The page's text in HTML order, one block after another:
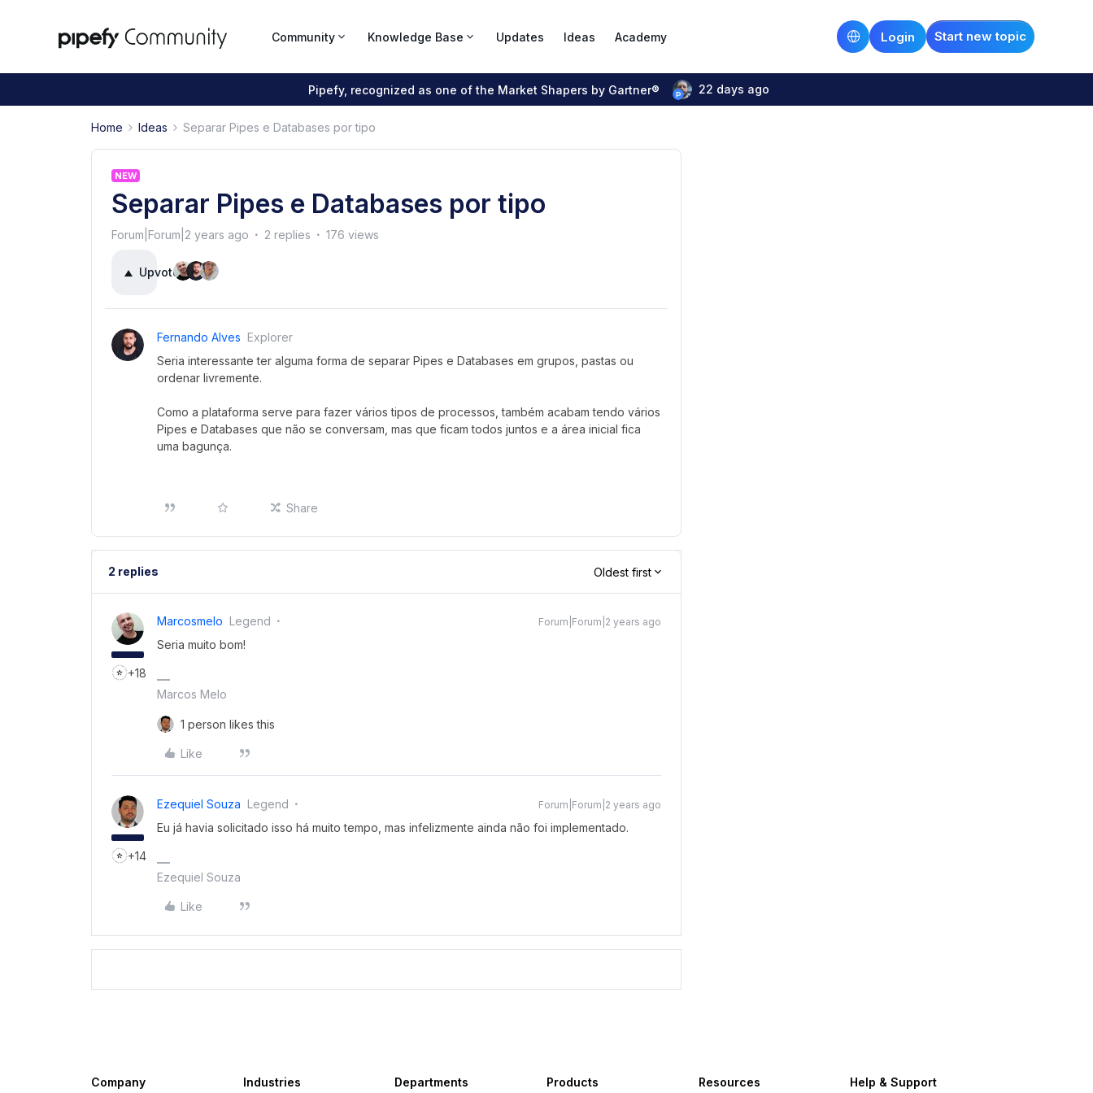
Community Knowledge Base Updates Ideas Academy Start new topic
Login
Pipefy, recognized as one of the Market Shapers by Gartner® 22 days ago
Home Ideas Separar Pipes e Databases por tipo
NEW
Separar Pipes e Databases por tipo
Forum|Forum|2 years ago 2 replies 176 views
Upvote4
Fernando Alves Explorer
Seria interessante ter alguma forma de separar Pipes e Databases em grupos, pastas ou
ordenar livremente.
Como a plataforma serve para fazer vários tipos de processos, também acabam tendo vários
Pipes e Databases que não se conversam, mas que ficam todos juntos e a área inicial fica
uma bagunça.
Share
2 replies Oldest first
+18
Marcosmelo Legend Forum|Forum|2 years ago
Seria muito bom!
Marcos Melo
1 person likes this
Like
+14
Ezequiel Souza Legend Forum|Forum|2 years ago
Eu já havia solicitado isso há muito tempo, mas infelizmente ainda não foi implementado.
Ezequiel Souza
Like
Company Industries Departments Products Resources Help & Support